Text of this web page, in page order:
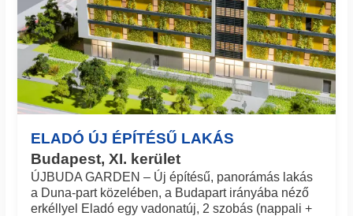
ELADÓ ÚJ ÉPÍTÉSŰ LAKÁS
Budapest, XI. kerület
ÚJBUDA GARDEN – Új építésű, panorámás lakás
a Duna-part közelében, a Budapart irányába néző
erkéllyel Eladó egy vadonatúj, 2 szobás (nappali +